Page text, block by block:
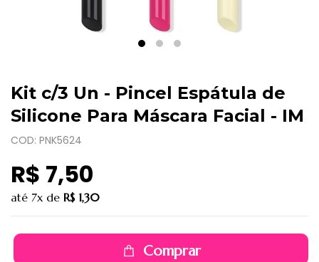
Kit c/3 Un - Pincel Espátula de
Silicone Para Máscara Facial - IM
COD: PNK5624
R$ 7,50
até 7x de R$ 1,30
Comprar